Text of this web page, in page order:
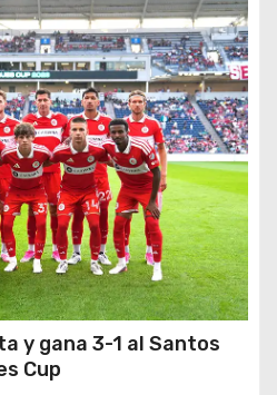
y gana 3-1 al Santos
Cup